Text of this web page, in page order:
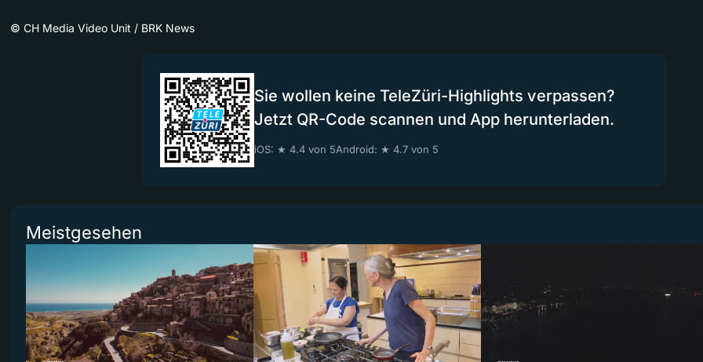
© CH Media Video Unit / BRK News
Sie wollen keine TeleZüri-Highlights verpassen?
Jetzt QR-Code scannen und App herunterladen.
iOS: ★ 4.4 von 5Android: ★ 4.7 von 5
Meistgesehen